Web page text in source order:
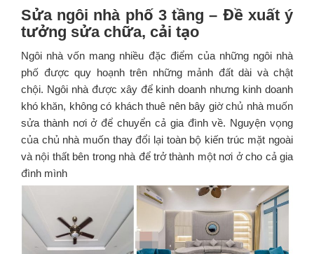
Sửa ngôi nhà phố 3 tầng – Đề xuất ý
tưởng sửa chữa, cải tạo
Ngôi nhà vốn mang nhiều đặc điểm của những ngôi nhà
phố được quy hoạnh trên những mảnh đất dài và chật
chội. Ngôi nhà được xây để kinh doanh nhưng kinh doanh
khó khăn, không có khách thuê nên bây giờ chủ nhà muốn
sửa thành nơi ở để chuyển cả gia đình về. Nguyện vọng
của chủ nhà muốn thay đổi lại toàn bộ kiến trúc mặt ngoài
và nội thất bên trong nhà để trở thành một nơi ở cho cả gia
đình mình